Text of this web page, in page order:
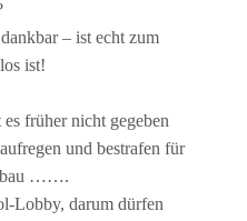
– ist echt zum
ist!
früher nicht gegeben
und bestrafen für
…….
Lobby, darum dürfen